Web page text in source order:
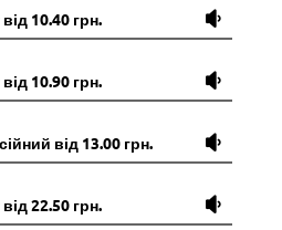
10.40 грн.
10.90 грн.
від 13.00 грн.
22.50 грн.